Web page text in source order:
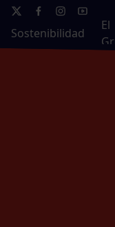
Sostenibilidad
El